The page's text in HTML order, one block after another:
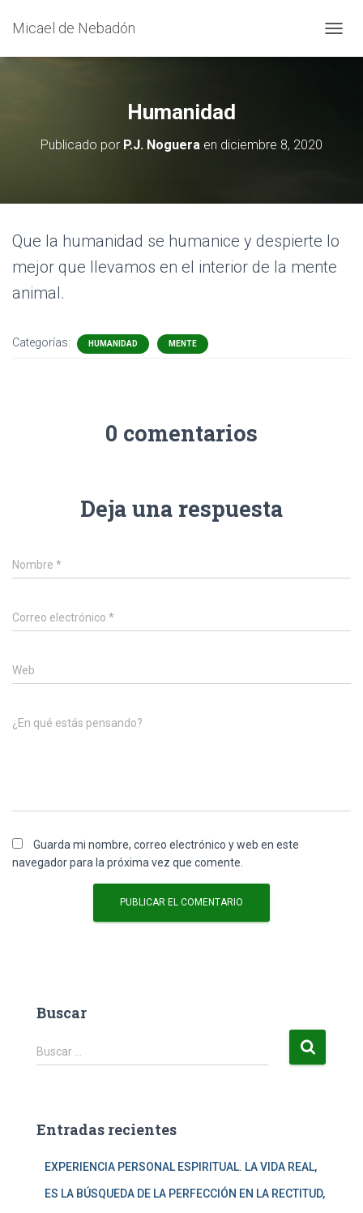
Micael de Nebadón
A
N
V
Humanidad
Publicado por P.J. Noguera en diciembre 8, 2020
Que la humanidad se humanice y despierte lo
mejor que llevamos en el interior de la mente
animal.
Categorías: HUMANIDAD MENTE
0 comentarios
Deja una respuesta
Nombre *
Correo electrónico *
Web
¿En qué estás pensando?
Guarda mi nombre, correo electrónico y web en este
navegador para la próxima vez que comente.
Buscar
B
u
r
Buscar …
Entradas recientes
EXPERIENCIA PERSONAL ESPIRITUAL. LA VIDA REAL,
ES LA BÚSQUEDA DE LA PERFECCIÓN EN LA RECTITUD,